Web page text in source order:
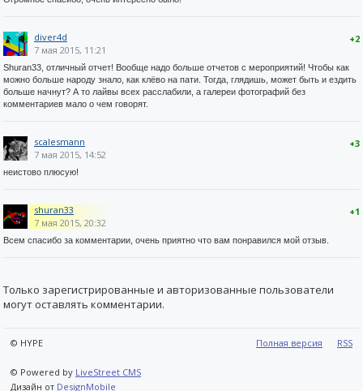
+2
diver4d
7 мая 2015, 11:21
Shuran33, отличный отчет! Вообще надо больше отчетов с мероприятий! Чтобы как
можно больше народу знало, как клёво на пати. Тогда, глядишь, может быть и ездить
больше начнут? А то лайвы всех расслабили, а галереи фотографий без
комментариев мало о чем говорят.
+3
scalesmann
7 мая 2015, 14:52
неистово плюсую!
+1
shuran33
7 мая 2015, 20:32
Всем спасибо за комментарии, очень приятно что вам понравился мой отзыв.
Только зарегистрированные и авторизованные пользователи
могут оставлять комментарии.
Полная версия RSS
© HYPE
© Powered by LiveStreet CMS
Дизайн от DesignMobile